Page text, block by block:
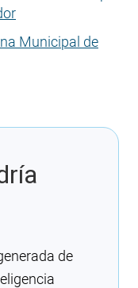
Municipal de
de